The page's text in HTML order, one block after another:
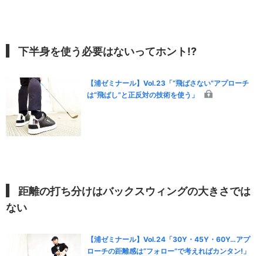
下半身を使う必要はないってホント!?
【浦ゼミナール】Vol.23「“飛ばさない”アプローチ
は“飛ばし”と正反対の技術を使う」
距離の打ち分けはバックスウィングの大きさでは
ない
【浦ゼミナール】Vol.24「30Y・45Y・60Y…アプ
ローチの距離感は“フォロー”で考えればカンタン!」